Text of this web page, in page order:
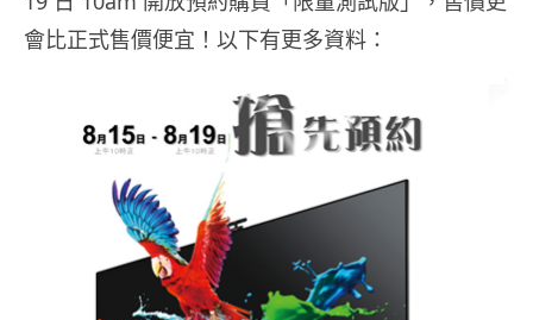
會比正式售價便宜！以下有更多資料：